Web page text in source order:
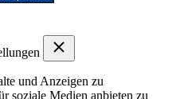
und Anzeigen zu
soziale Medien anbieten zu